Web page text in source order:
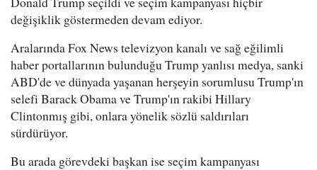
değişiklik göstermeden devam ediyor.
Aralarında Fox News televizyon kanalı ve sağ eğilimli
haber portallarının bulunduğu Trump yanlısı medya, sanki
ABD'de ve dünyada yaşanan herşeyin sorumlusu Trump'ın
selefi Barack Obama ve Trump'ın rakibi Hillary
Clintonmış gibi, onlara yönelik sözlü saldırıları
sürdürüyor.
Bu arada görevdeki başkan ise seçim kampanyası